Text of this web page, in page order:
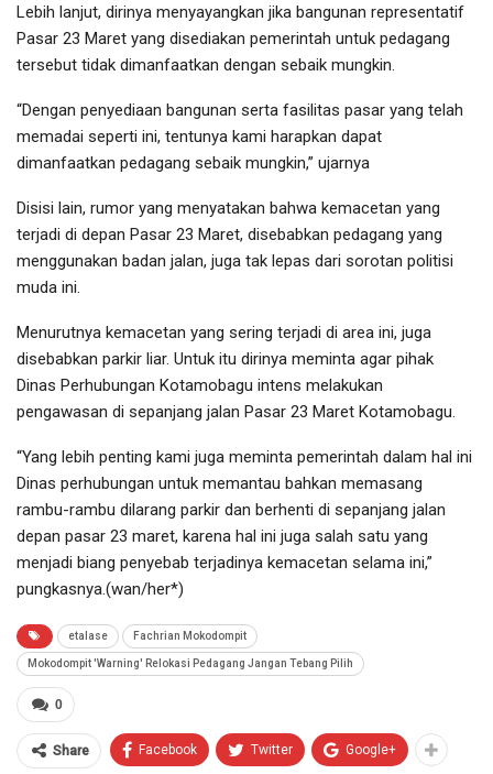
Lebih lanjut, dirinya menyayangkan jika bangunan representatif
Pasar 23 Maret yang disediakan pemerintah untuk pedagang
tersebut tidak dimanfaatkan dengan sebaik mungkin.
“Dengan penyediaan bangunan serta fasilitas pasar yang telah
memadai seperti ini, tentunya kami harapkan dapat
dimanfaatkan pedagang sebaik mungkin,” ujarnya
Disisi lain, rumor yang menyatakan bahwa kemacetan yang
terjadi di depan Pasar 23 Maret, disebabkan pedagang yang
menggunakan badan jalan, juga tak lepas dari sorotan politisi
muda ini.
Menurutnya kemacetan yang sering terjadi di area ini, juga
disebabkan parkir liar. Untuk itu dirinya meminta agar pihak
Dinas Perhubungan Kotamobagu intens melakukan
pengawasan di sepanjang jalan Pasar 23 Maret Kotamobagu.
“Yang lebih penting kami juga meminta pemerintah dalam hal ini
Dinas perhubungan untuk memantau bahkan memasang
rambu-rambu dilarang parkir dan berhenti di sepanjang jalan
depan pasar 23 maret, karena hal ini juga salah satu yang
menjadi biang penyebab terjadinya kemacetan selama ini,”
pungkasnya.(wan/her*)
etalase Fachrian Mokodompit
Mokodompit 'Warning' Relokasi Pedagang Jangan Tebang Pilih
0
Share Facebook Twitter Google+